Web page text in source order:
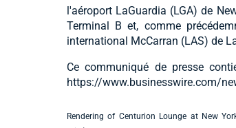
l'aéroport LaGuardia (LGA) de
Terminal B et, comme
international McCarran (LAS) de
Ce communiqué de presse
https://www.businesswire.com/
Rendering of Centurion Lounge at New